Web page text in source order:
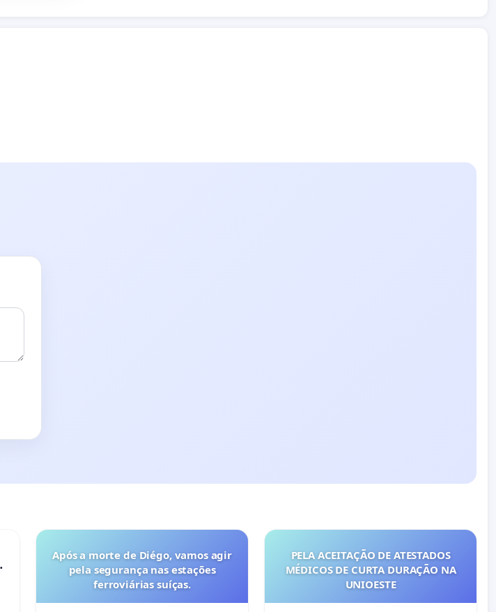
Após a morte de Diégo, vamos agir
pela segurança nas estações
ferroviárias suíças.
PELA ACEITAÇÃO DE ATESTADOS
MÉDICOS DE CURTA DURAÇÃO NA
UNIOESTE